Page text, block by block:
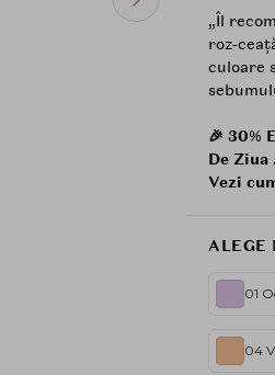
„Îl
culoare
🎉 30%
De Ziua
Vezi
ALEGE
01
04